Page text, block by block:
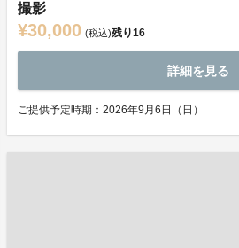
撮影
¥30,000 (税込)残り16
詳細を見る
ご提供予定時期：2026年9月6日（日）